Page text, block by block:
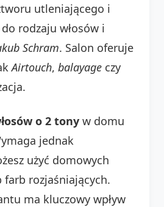
utleniającego i
rodzaju włosów i
Schram. Salon oferuje
Airtouch, balayage czy
o 2 tony w domu
jednak
użyć domowych
farb rozjaśniających.
ma kluczowy wpływ